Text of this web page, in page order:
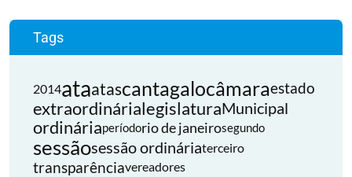
Tags
2014ataatascantagalocâmaraestado
extraordinárialegislaturaMunicipal
ordináriaperíodorio de janeirosegundo
sessãosessão ordináriaterceiro
transparênciavereadores